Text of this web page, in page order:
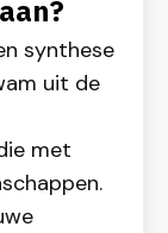
synthese
uit de
met